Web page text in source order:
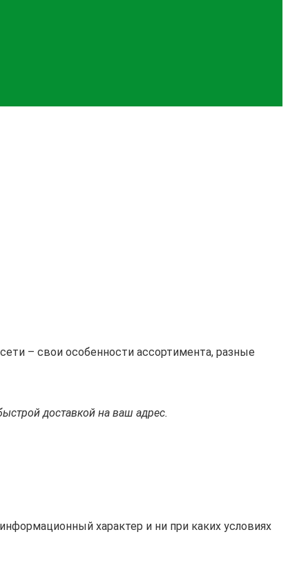
– свои особенности ассортимента, разные
доставкой на ваш адрес.
характер и ни при каких условиях